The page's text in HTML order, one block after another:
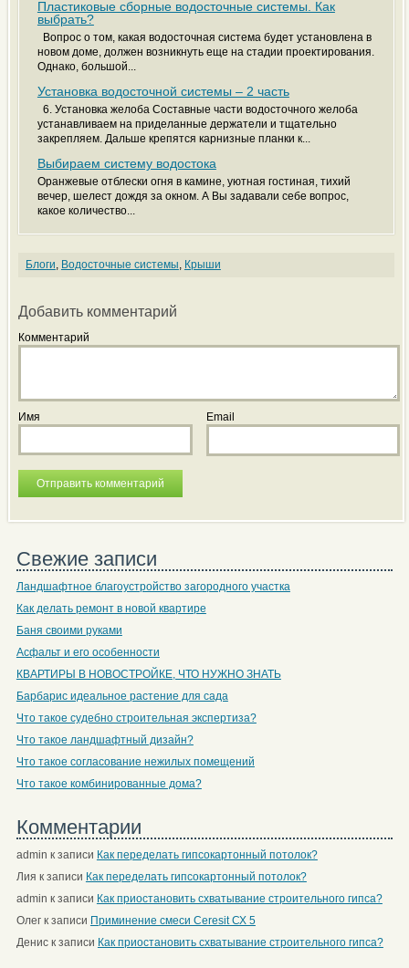
Пластиковые сборные водосточные системы. Как
выбрать?
Вопрос о том, какая водосточная система будет установлена в
новом доме, должен возникнуть еще на стадии проектирования.
Однако, большой...
Установка водосточной системы – 2 часть
6. Установка желоба Составные части водосточного желоба
устанавливаем на приделанные держатели и тщательно
закрепляем. Дальше крепятся карнизные планки к...
Выбираем систему водостока
Оранжевые отблески огня в камине, уютная гостиная, тихий
вечер, шелест дождя за окном. А Вы задавали себе вопрос,
какое количество...
Блоги, Водосточные системы, Крыши
Добавить комментарий
Комментарий
Имя Email
Свежие записи
Ландшафтное благоустройство загородного участка
Как делать ремонт в новой квартире
Баня своими руками
Асфальт и его особенности
КВАРТИРЫ В НОВОСТРОЙКЕ, ЧТО НУЖНО ЗНАТЬ
Барбарис идеальное растение для сада
Что такое судебно строительная экспертиза?
Что такое ландшафтный дизайн?
Что такое согласование нежилых помещений
Что такое комбинированные дома?
Комментарии
admin к записи Как переделать гипсокартонный потолок?
Лия к записи Как переделать гипсокартонный потолок?
admin к записи Как приостановить схватывание строительного гипса?
Олегк записи Приминение смеси Ceresit СХ 5
Дениск записи Как приостановить схватывание строительного гипса?